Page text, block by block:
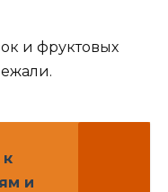
и фруктовых
и